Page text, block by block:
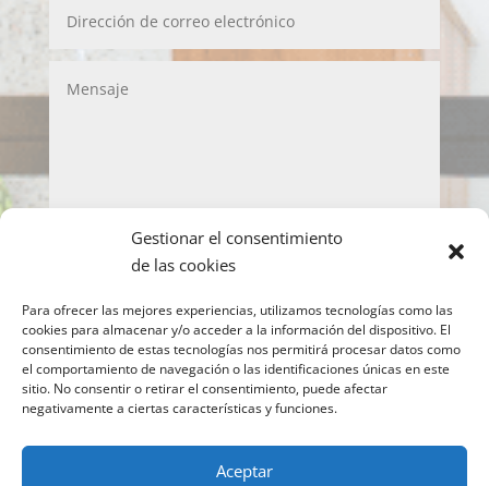
Gestionar el consentimiento
de las cookies
Para ofrecer las mejores experiencias, utilizamos tecnologías como las
cookies para almacenar y/o acceder a la información del dispositivo. El
consentimiento de estas tecnologías nos permitirá procesar datos como
el comportamiento de navegación o las identificaciones únicas en este
sitio. No consentir o retirar el consentimiento, puede afectar
negativamente a ciertas características y funciones.
Aceptar
de datos
Enviar
Copyright © 2022 IMEOInformación para el